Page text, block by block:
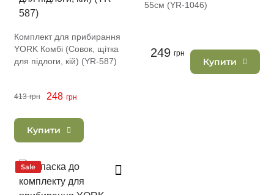
Комплект для прибирання
YORK Комбі (Совок, щітка
для підлоги, кій) (YR-587)
413 грн 248 грн
Купити
55см (YR-1046)
249 грн
Купити
Sale